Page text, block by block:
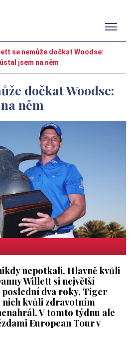
se nemůže dočkat Woodse:
jsem na něm
dočkat Woodse:
něm
nepotkali. Hlavně kvůli
Willett si největší
poslední dva roky, Tiger
nich kvůli zdravotním
V tomto týdnu ale
European Tour v